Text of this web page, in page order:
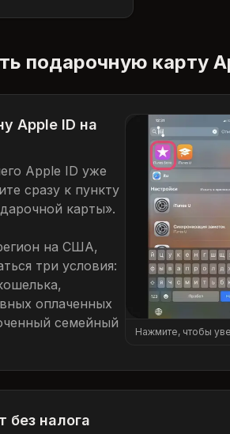
подарочную карту
Apple ID на
Apple ID уже
сразу к пункту
карты».
на США,
три условия:
оплаченных
семейный
Нажмите, чтобы
без налога